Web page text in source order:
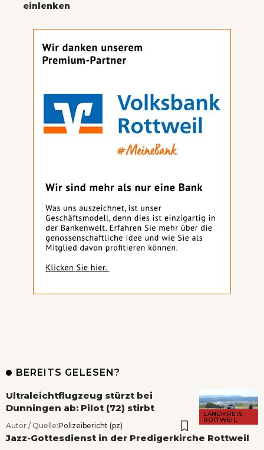
einlenken
BEREITS GELESEN?
LANDKREIS
ROTTWEIL
Ultraleichtflugzeug stürzt bei
Dunningen ab: Pilot (72) stirbt
Autor / Quelle:Polizeibericht (pz)
Jazz-Gottesdienst in der Predigerkirche Rottweil